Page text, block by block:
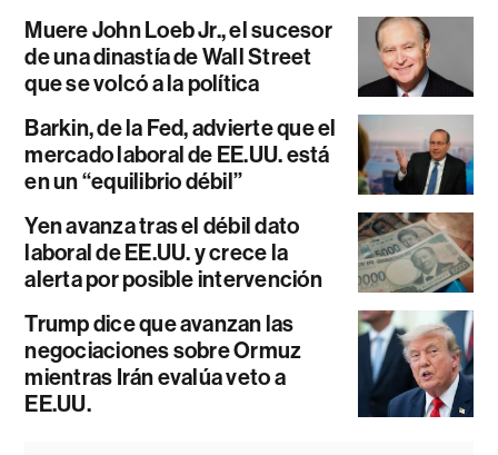
Muere John Loeb Jr., el sucesor
de una dinastía de Wall Street
que se volcó a la política
Barkin, de la Fed, advierte que el
mercado laboral de EE.UU. está
en un “equilibrio débil”
Yen avanza tras el débil dato
laboral de EE.UU. y crece la
alerta por posible intervención
Trump dice que avanzan las
negociaciones sobre Ormuz
mientras Irán evalúa veto a
EE.UU.